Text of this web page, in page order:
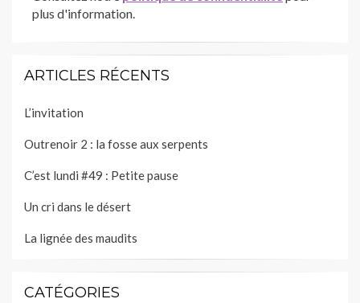
plus d'information.
ARTICLES RÉCENTS
L’invitation
Outrenoir 2 : la fosse aux serpents
C’est lundi #49 : Petite pause
Un cri dans le désert
La lignée des maudits
CATÉGORIES